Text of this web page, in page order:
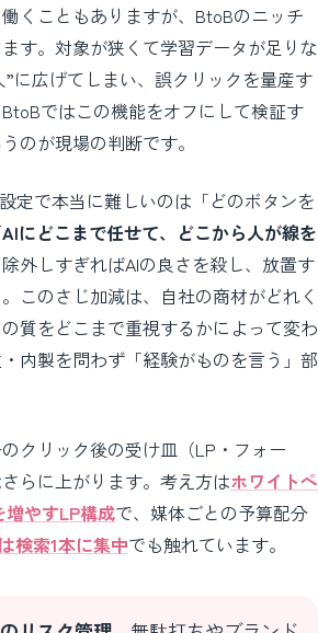
くこともありますが、BtoBのニッチ
す。対象が狭くて学習データが足りな
”に広げてしまい、誤クリックを量産す
ではこの機能をオフにして検証す
のが現場の判断です。
定で本当に難しいのは「どのボタンを
AIにどこまで任せて、どこから人が線を
外しすぎればAIの良さを殺し、放置す
このさじ加減は、自社の商材がどれく
質をどこまで重視するかによって変わ
内製を問わず「経験がものを言う」部
クリック後の受け皿（LP・フォー
らに上がります。考え方はホワイトペ
やすLP構成で、媒体ごとの予算配分
検索1本に集中でも触れています。